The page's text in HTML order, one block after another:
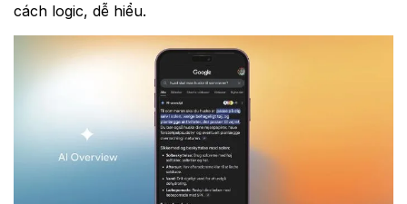
cách logic, dễ hiểu.